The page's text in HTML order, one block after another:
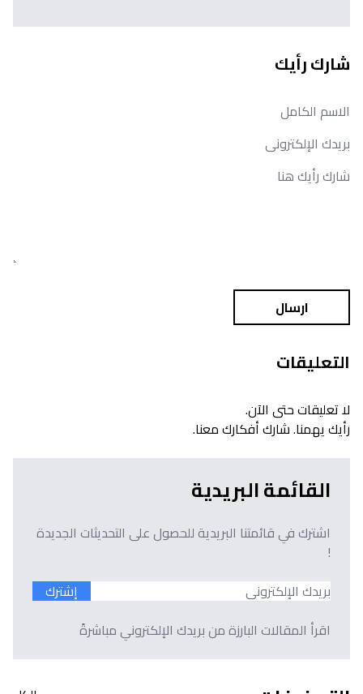
شارك رأيك
ارسال
التعليقات
لا تعليقات حتى الآن.
رأيك يهمنا. شارك أفكارك معنا.
القائمة البريدية
اشترك في قائمتنا البريدية للحصول على التحديثات الجديدة
!
إشترك
اقرأ المقالات البارزة من بريدك الإلكتروني مباشرةً